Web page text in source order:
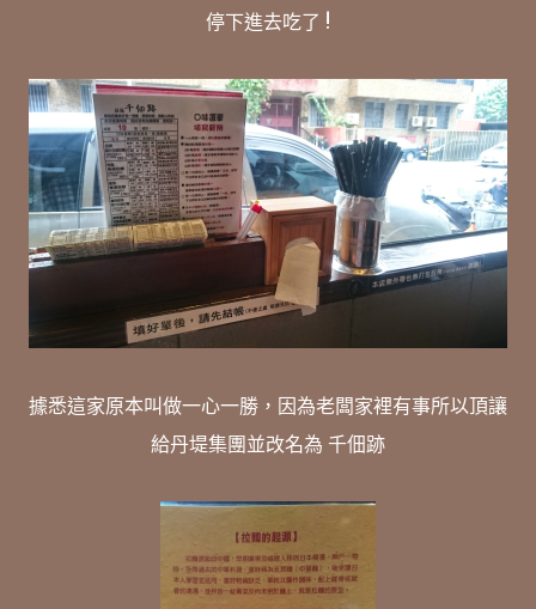
停下進去吃了 !
據悉這家原本叫做一心一勝，因為老闆家裡有事所以頂讓
給丹堤集團並改名為 千佃跡